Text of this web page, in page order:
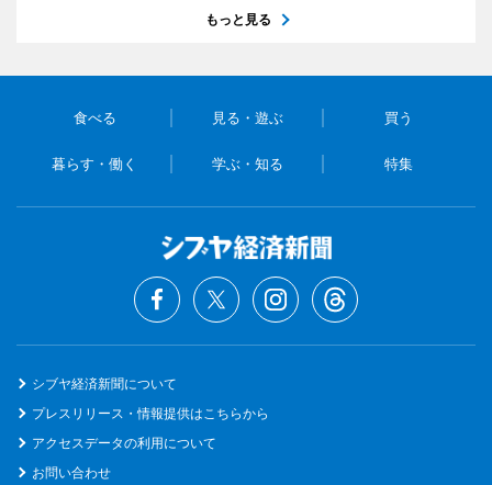
もっと見る
食べる 見る・遊ぶ 買う
暮らす・働く 学ぶ・知る 特集
シブヤ経済新聞について
プレスリリース・情報提供はこちらから
アクセスデータの利用について
お問い合わせ